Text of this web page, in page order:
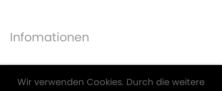
Infomationen
Wir verwenden Cookies. Durch die weitere